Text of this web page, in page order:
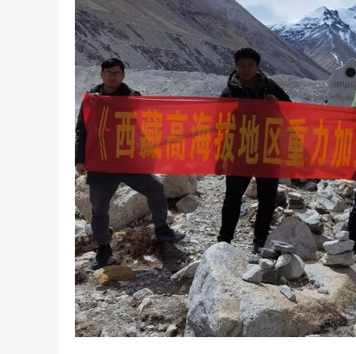
算力不是最贵的？谷歌首席科学家：把数据“搬来搬去”才是烧钱大头
7.28K
在YC Startup School 2026
对话AI创作者 vivo X Fold系列深度绑定
访谈 2 月前
2026年，AI Agent正在完成从“问答工具”到“
进化。当技术实现从“能听会给答案”…